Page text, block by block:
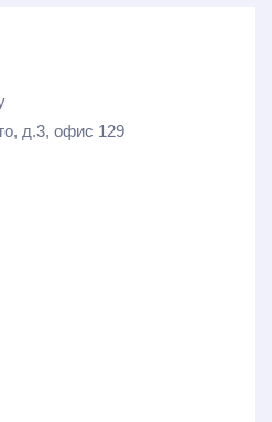
д.3, офис 129